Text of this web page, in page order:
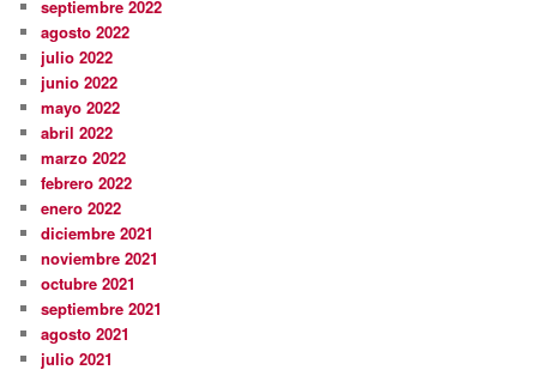
septiembre 2022
agosto 2022
julio 2022
junio 2022
mayo 2022
abril 2022
marzo 2022
febrero 2022
enero 2022
diciembre 2021
noviembre 2021
octubre 2021
septiembre 2021
agosto 2021
julio 2021